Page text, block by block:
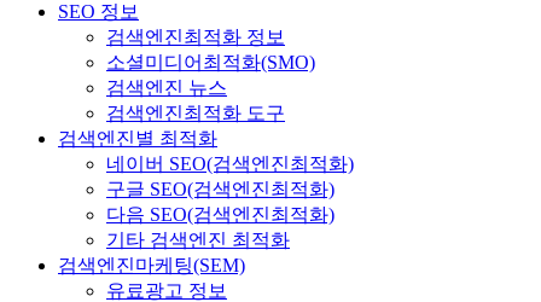
SEO 정보
검색엔진최적화 정보
소셜미디어최적화(SMO)
검색엔진 뉴스
검색엔진최적화 도구
검색엔진별 최적화
네이버 SEO(검색엔진최적화)
구글 SEO(검색엔진최적화)
다음 SEO(검색엔진최적화)
기타 검색엔진 최적화
검색엔진마케팅(SEM)
유료광고 정보